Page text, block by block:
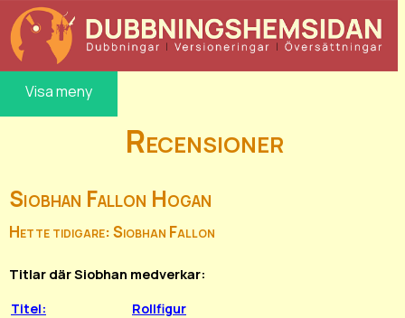
Visa meny
Recensioner
Siobhan Fallon Hogan
Hette tidigare: Siobhan Fallon
Titlar där Siobhan medverkar:
Titel:
Rollfigur